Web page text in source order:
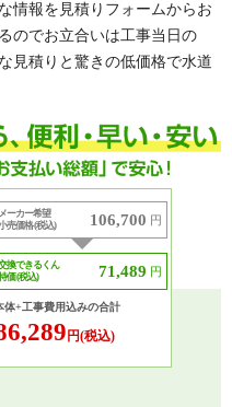
情報を見積りフォームからお
のでお立合いは工事当日の
見積りと驚きの低価格で水道
メーカー希望
売価格 (税込)
106,700 円
換できるくん
価 (税込)
71,489 円
体+工事費用込みの合計
円(税込)